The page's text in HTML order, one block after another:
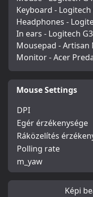
Keyboard - Logitech
Headphones -
In ears - Logitech
Mousepad - Artisan
Monitor - Acer
Mouse Settings
DPI
Egér érzékenysége
Ráközelítés
Polling rate
m_yaw
Képi